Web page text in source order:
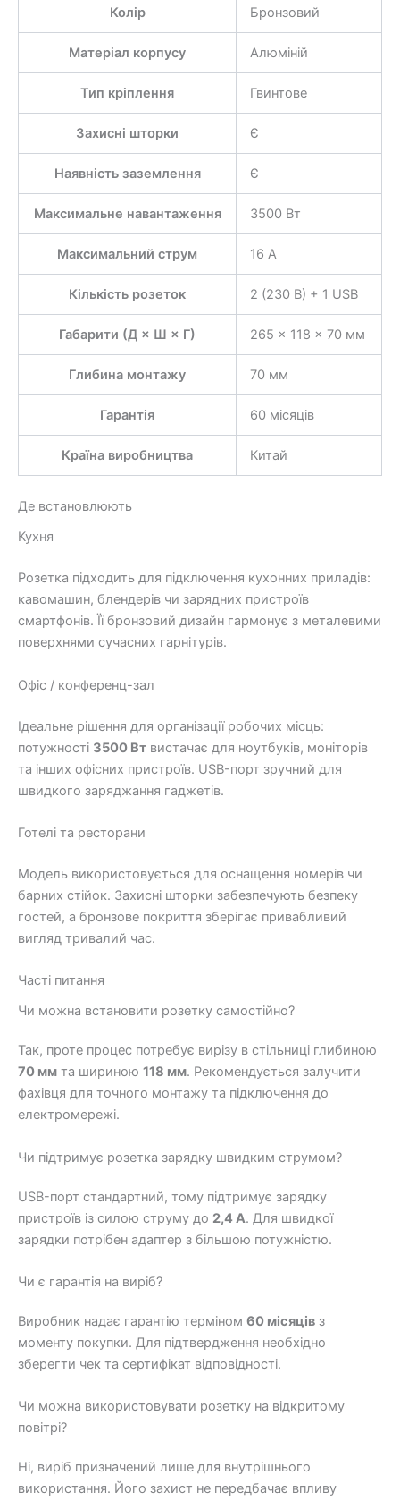
Колір Бронзовий
Матеріал корпусу Алюміній
Тип кріплення Гвинтове
Захисні шторки Є
Наявність заземлення Є
Максимальне навантаження 3500 Вт
Максимальний струм 16 А
Кількість розеток 2 (230 В) + 1 USB
Габарити (Д × Ш × Г) 265 × 118 × 70 мм
Глибина монтажу 70 мм
Гарантія 60 місяців
Країна виробництва Китай
Де встановлюють
Кухня
Розетка підходить для підключення кухонних приладів:
кавомашин, блендерів чи зарядних пристроїв
смартфонів. Її бронзовий дизайн гармонує з металевими
поверхнями сучасних гарнітурів.
Офіс / конференц-зал
Ідеальне рішення для організації робочих місць:
потужності 3500 Вт вистачає для ноутбуків, моніторів
та інших офісних пристроїв. USB-порт зручний для
швидкого заряджання гаджетів.
Готелі та ресторани
Модель використовується для оснащення номерів чи
барних стійок. Захисні шторки забезпечують безпеку
гостей, а бронзове покриття зберігає привабливий
вигляд тривалий час.
Часті питання
Чи можна встановити розетку самостійно?
Так, проте процес потребує вирізу в стільниці глибиною
70 мм та шириною 118 мм. Рекомендується залучити
фахівця для точного монтажу та підключення до
електромережі.
Чи підтримує розетка зарядку швидким струмом?
USB-порт стандартний, тому підтримує зарядку
пристроїв із силою струму до 2,4 А. Для швидкої
зарядки потрібен адаптер з більшою потужністю.
Чи є гарантія на виріб?
Виробник надає гарантію терміном 60 місяців з
моменту покупки. Для підтвердження необхідно
зберегти чек та сертифікат відповідності.
Чи можна використовувати розетку на відкритому
повітрі?
Ні, виріб призначений лише для внутрішнього
використання. Його захист не передбачає впливу